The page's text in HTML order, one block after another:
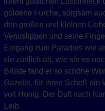
goldene Furche, sorgsam
den großen und kleinen
Venuslippen und seine
Eingang zum Paradies wie
sie zärtlich ab, wie sie es
Brüste fand er so schöne
Gazelle, für ihren Schoß ein
voll Honig. Der Duft nach
Leib.